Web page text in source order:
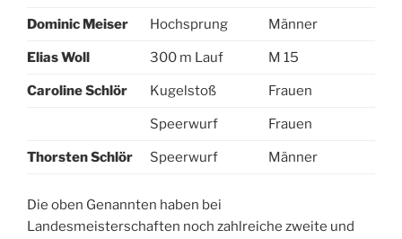
Dominic Meiser Hochsprung Männer
Elias Woll 300 m Lauf M 15
Caroline Schlör Kugelstoß Frauen
Speerwurf Frauen
Thorsten Schlör Speerwurf Männer
Die oben Genannten haben bei
Landesmeisterschaften noch zahlreiche zweite und